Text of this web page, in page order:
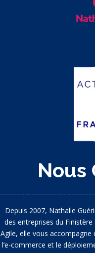
Nous
Depuis 2007, Nathalie
des entreprises du
Agile, elle vous
l’e-commerce et le